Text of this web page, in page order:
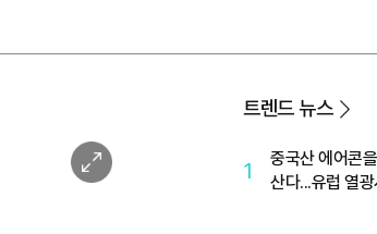
이
미
트렌드 뉴스
1
중국산 에어콘
산다...유럽 열